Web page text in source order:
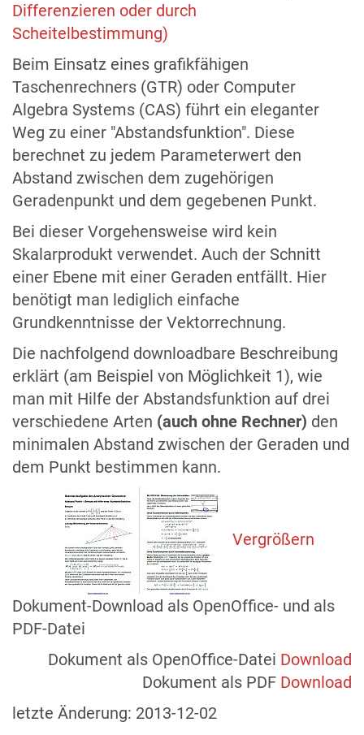
Differenzieren oder durch
Scheitelbestimmung)
Beim Einsatz eines grafikfähigen
Taschenrechners (GTR) oder Computer
Algebra Systems (CAS) führt ein eleganter
Weg zu einer "Abstandsfunktion". Diese
berechnet zu jedem Parameterwert den
Abstand zwischen dem zugehörigen
Geradenpunkt und dem gegebenen Punkt.
Bei dieser Vorgehensweise wird kein
Skalarprodukt verwendet. Auch der Schnitt
einer Ebene mit einer Geraden entfällt. Hier
benötigt man lediglich einfache
Grundkenntnisse der Vektorrechnung.
Die nachfolgend downloadbare Beschreibung
erklärt (am Beispiel von Möglichkeit 1), wie
man mit Hilfe der Abstandsfunktion auf drei
verschiedene Arten (auch ohne Rechner) den
minimalen Abstand zwischen der Geraden und
dem Punkt bestimmen kann.
Vergrößern
Dokument-Download als OpenOffice- und als
PDF-Datei
Dokument als OpenOffice-Datei Download
Dokument als PDF Download
letzte Änderung: 2013-12-02